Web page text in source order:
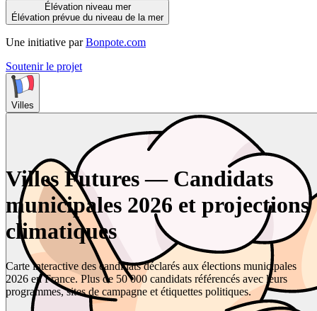
Élévation niveau mer
Élévation prévue du niveau de la mer
Une initiative par Bonpote.com
Soutenir le projet
Villes
Villes Futures — Candidats
municipales 2026 et projections
climatiques
Carte interactive des candidats déclarés aux élections municipales
2026 en France. Plus de 50 000 candidats référencés avec leurs
programmes, sites de campagne et étiquettes politiques.